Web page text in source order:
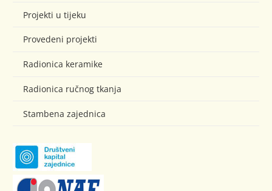
Projekti u tijeku
Provedeni projekti
Radionica keramike
Radionica ručnog tkanja
Stambena zajednica